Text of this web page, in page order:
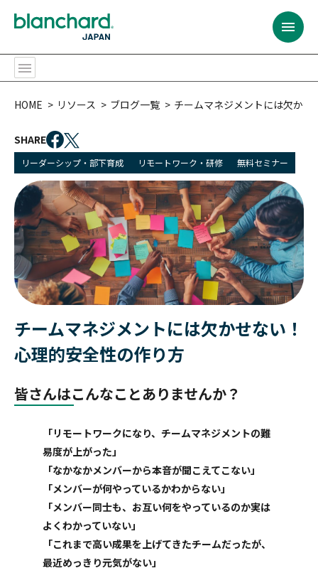
HOME リソース ブログ一覧 チームマネジメントには欠か
SHARE
リーダーシップ・部下育成 リモートワーク・研修 無料セミナー
チームマネジメントには欠かせない！
心理的安全性の作り方
皆さんはこんなことありませんか？
「リモートワークになり、チームマネジメントの難
易度が上がった」
「なかなかメンバーから本音が聞こえてこない」
「メンバーが何やっているかわからない」
「メンバー同士も、お互い何をやっているのか実は
よくわかっていない」
「これまで高い成果を上げてきたチームだったが、
最近めっきり元気がない」
提供するサービス
プログラムの対象者
コンテンツ
リソース
ブランチャード・ジャパンとは
お問い合わせ
SLII®. POWERING INSPIRED LEADERS™
MY BLANCHARD ログイン
BACK
提供するサービス
リーダーシップ開発
サービス内容
カスタム・ソリューション
おすすめ:
クライアント企業の組織課題に対して、助言や具体的な事例紹介、ま
た課題に対する解決策をご提供するサービスです。
BACK
リーダーシップ開発プログラム
ラーニング・ジャーニー
バーチャル＆オンライン研修プログラム
ライセンス型
公開講座
認定講師養成講座
BACK
ファシリテーション
アセスメント
モデレーションとコミュニティ管理
（C&M方式オンライン学習）
BACK
ラーニング・ジャーニー
オーダーメイドの学習体験
BACK
プログラムの対象者
全ての階層のリーダー
組織
トレーニング・プロフェッショナル
チーム
個人
おすすめ:
高いポテンシャルを持つ個人貢献者を、初めてピープルマネージャー
の役割に昇格させる場合、確実に成功させたいものです。
トレーニング・プロフェッショナル
所属する組織の中で研修を実施することが可能です。各種プログラム
を組織内で幅広く展開することができます。
BACK
ポテンシャル人材・ リーダー候補
新任マネージャー
経験豊富なリーダー
シニアリーダー
経営層
BACK
コンテンツ
研修プログラム
課題
多様な研修実施方法
おすすめ:
勇気あるインクルージョン
このプログラムでは、参加者が職場におけるインクルージョンの知識
を深め、積極的な提唱者となる方法を学ぶ。
エッセンシャル・モチベーターズ・プログラム
を特定することで、自分自身や他人をよりよく理解できるようになり
BACK
SLII®. PoweringInspired Leaders™
マネジメント・エッセンシャルズ
信頼関係の構築
コーチング・エッセンシャルズ
カンバセーション・ キャパシティ
Courageous Inclusion
essential-motivators
leadership-point-of-view
変革に向けて人々を導く
バーチャル・リーダーシップ
BACK
BACK
リソース
ベストセラー
イグナイト・ニュースレター
今後のウェブセミナー
おすすめ:
公開講座
公開講座やセミナー・イベントの最新情報をご紹介します。
最新のセミナー
【事例紹介】“やりっぱなし研修”を終わらせる ～北米ホンダの実践に
学ぶ、組織全体で定着を促す構造的アプローチ～
BACK
ブランチャード・
ジャパンとは
会社概要
パートナー・トレーナー
BACK
パートナー・トレーナー